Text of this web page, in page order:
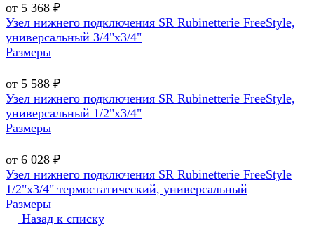
от 5 368 ₽
Узел нижнего подключения SR Rubinetterie FreeStyle,
универсальный 3/4"х3/4"
Размеры
от 5 588 ₽
Узел нижнего подключения SR Rubinetterie FreeStyle,
универсальный 1/2"х3/4"
Размеры
от 6 028 ₽
Узел нижнего подключения SR Rubinetterie FreeStyle
1/2"х3/4" термостатический, универсальный
Размеры
Назад к списку